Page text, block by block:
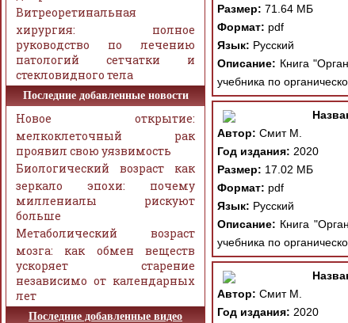
Размер: 71.64 МБ
Формат: pdf
Язык: Русский
Описание: Книга
учебника по
Автор: Смит М.
Год издания: 2020
Размер: 17.02 МБ
Формат: pdf
Язык: Русский
Описание: Книга
учебника по
Автор: Смит М.
Год издания: 2020
Витреоретинальная
хирургия: полное
руководство по лечению
патологий сетчатки и
стекловидного тела
Последние добавленные новости
Новое открытие:
мелкоклеточный рак
проявил свою уязвимость
Биологический возраст как
зеркало эпохи: почему
миллениалы рискуют
больше
Метаболический возраст
мозга: как обмен веществ
ускоряет старение
независимо от календарных
лет
Последние добавленные видео